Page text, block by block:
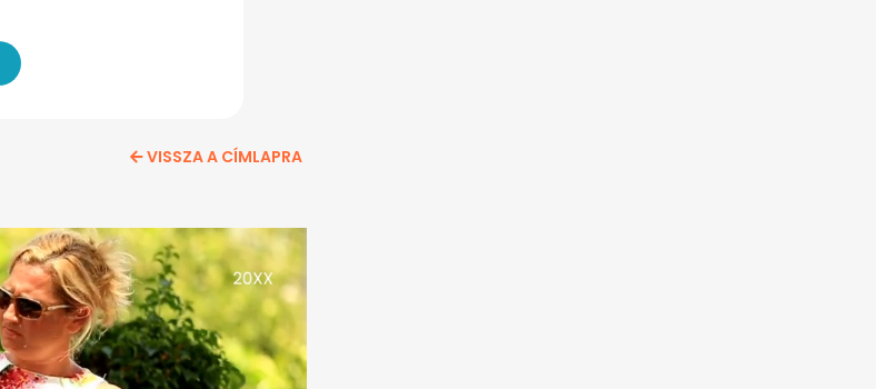
VISSZA A CÍMLAPRA